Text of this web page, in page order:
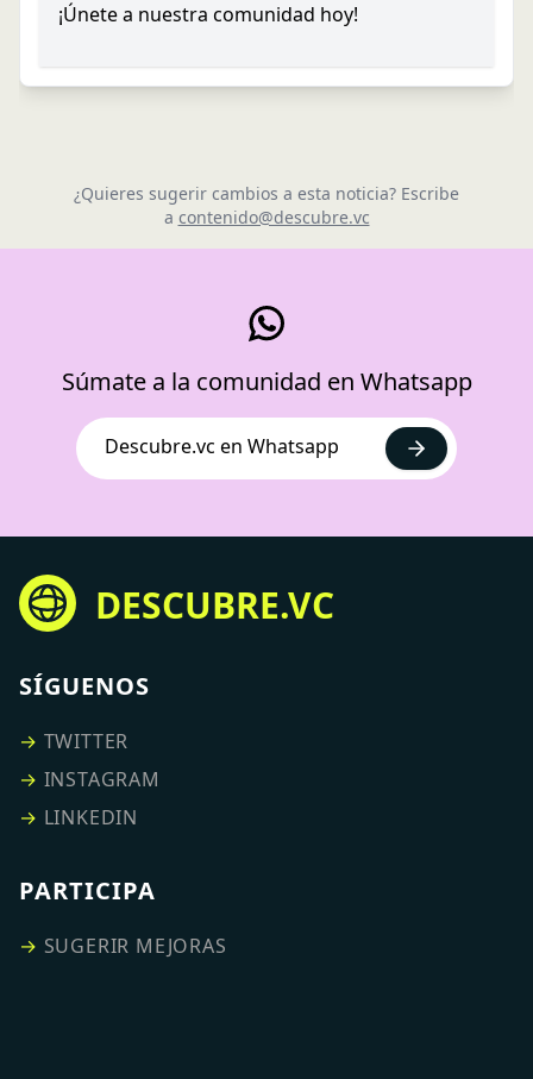
¡Únete a nuestra comunidad hoy!
¿Quieres sugerir cambios a esta noticia? Escribe
a contenido@descubre.vc
Súmate a la comunidad en Whatsapp
Descubre.vc en Whatsapp
DESCUBRE.VC
SÍGUENOS
→ TWITTER
→ INSTAGRAM
→ LINKEDIN
PARTICIPA
→ SUGERIR MEJORAS